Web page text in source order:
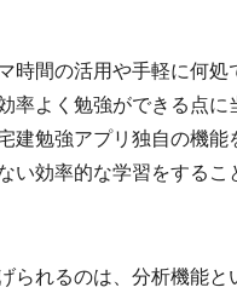
時間の活用や手軽に何処
率よく勉強ができる点に
建勉強アプリ独自の機能
い効率的な学習をするこ
られるのは、分析機能と